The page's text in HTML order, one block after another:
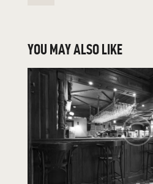
YOU MAY ALSO LIKE